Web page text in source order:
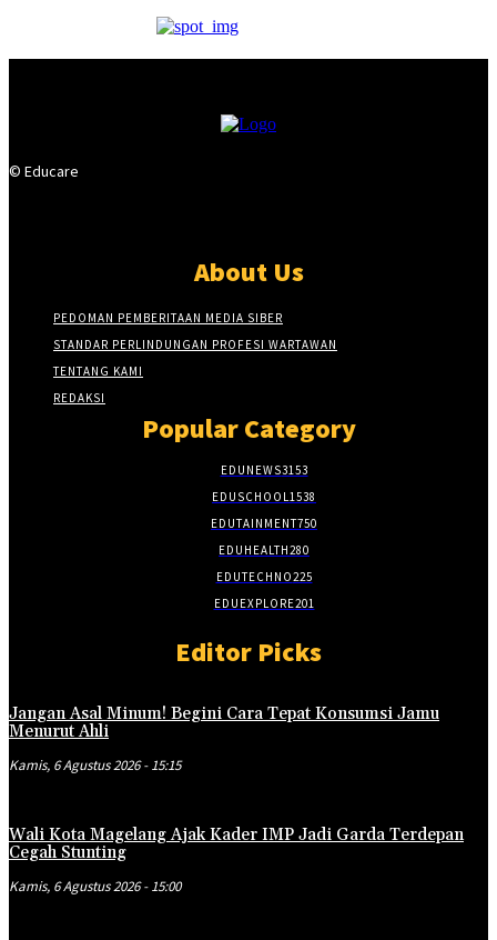
© Educare
About Us
PEDOMAN PEMBERITAAN MEDIA SIBER
STANDAR PERLINDUNGAN PROFESI WARTAWAN
TENTANG KAMI
REDAKSI
Popular Category
EDUNEWS3153
EDUSCHOOL1538
EDUTAINMENT750
EDUHEALTH280
EDUTECHNO225
EDUEXPLORE201
Editor Picks
Jangan Asal Minum! Begini Cara Tepat Konsumsi Jamu
Menurut Ahli
Kamis, 6 Agustus 2026 - 15:15
Wali Kota Magelang Ajak Kader IMP Jadi Garda Terdepan
Cegah Stunting
Kamis, 6 Agustus 2026 - 15:00